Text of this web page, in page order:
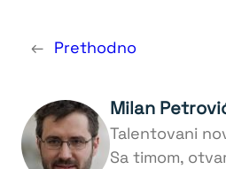
← Prethodno
Milan
Talentovani
Sa timom,